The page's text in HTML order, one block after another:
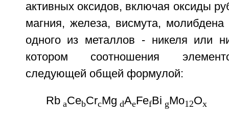
активных оксидов, включая оксиды
магния, железа, висмута,
одного из металлов - никеля или
котором соотношения
следующей общей формулой:
RbaCebCrcMg dAeFefBi gMo12Ox